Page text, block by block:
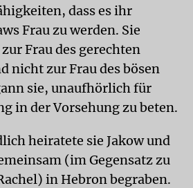
dass es ihr
Frau zu werden. Sie
Frau des gerechten
nicht zur Frau des bösen
sie, unaufhörlich für
in der Vorsehung zu beten.
heiratete sie Jakow und
(im Gegensatz zu
in Hebron begraben.